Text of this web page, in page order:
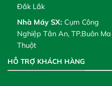
Đắk Lắk
Nhà Máy SX: Cụm Công
Nghiệp Tân An, TP.Buôn Ma
Thuột
HỖ TRỢ KHÁCH HÀNG